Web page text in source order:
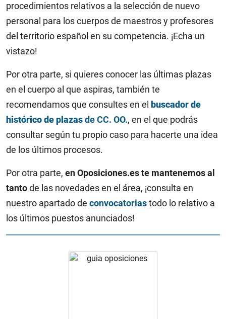
procedimientos relativos a la selección de nuevo
personal para los cuerpos de maestros y profesores
del territorio español en su competencia. ¡Echa un
vistazo!
Por otra parte, si quieres conocer las últimas plazas
en el cuerpo al que aspiras, también te
recomendamos que consultes en el buscador de
histórico de plazasde CC. OO., en el que podrás
consultar según tu propio caso para hacerte una idea
de los últimos procesos.
Por otra parte, en Oposiciones.es te mantenemos al
tantode las novedades en el área, ¡consulta en
nuestro apartado de convocatoriastodo lo relativo a
los últimos puestos anunciados!